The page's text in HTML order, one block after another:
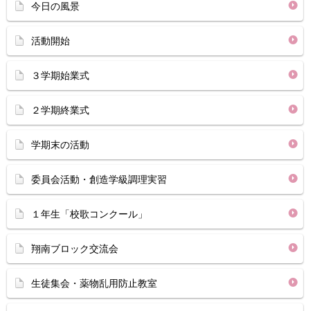
今日の風景
活動開始
３学期始業式
２学期終業式
学期末の活動
委員会活動・創造学級調理実習
１年生「校歌コンクール」
翔南ブロック交流会
生徒集会・薬物乱用防止教室